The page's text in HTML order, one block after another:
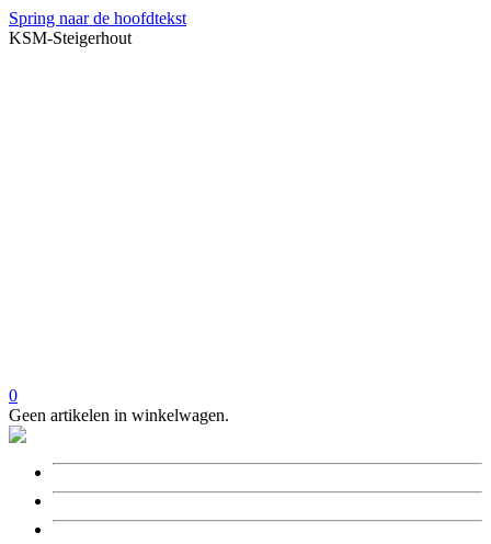
Spring naar de hoofdtekst
KSM-Steigerhout
0
Geen artikelen in winkelwagen.